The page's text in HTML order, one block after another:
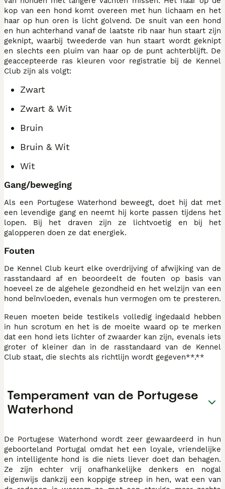
kop van een hond komt overeen met hun lichaam en het
haar op hun oren is licht golvend. De snuit van een hond
en hun achterhand vanaf de laatste rib naar hun staart zijn
geknipt, waarbij tweederde van hun staart wordt geknipt
en slechts een pluim van haar op de punt achterblijft. De
geaccepteerde ras kleuren voor registratie bij de Kennel
Club zijn als volgt:
Zwart
Zwart & Wit
Bruin
Bruin & Wit
Wit
Gang/beweging
Als een Portugese Waterhond beweegt, doet hij dat met
een levendige gang en neemt hij korte passen tijdens het
lopen. Bij het draven zijn ze lichtvoetig en bij het
galopperen doen ze dat energiek.
Fouten
De Kennel Club keurt elke overdrijving of afwijking van de
rasstandaard af en beoordeelt de fouten op basis van
hoeveel ze de algehele gezondheid en het welzijn van een
hond beïnvloeden, evenals hun vermogen om te presteren.
Reuen moeten beide testikels volledig ingedaald hebben
in hun scrotum en het is de moeite waard op te merken
dat een hond iets lichter of zwaarder kan zijn, evenals iets
groter of kleiner dan in de rasstandaard van de Kennel
Club staat, die slechts als richtlijn wordt gegeven**.**
Temperament van de Portugese
Waterhond
De Portugese Waterhond wordt zeer gewaardeerd in hun
geboorteland Portugal omdat het een loyale, vriendelijke
en intelligente hond is die niets liever doet dan behagen.
Ze zijn echter vrij onafhankelijke denkers en nogal
eigenwijs dankzij een koppige streep in hen, wat een van